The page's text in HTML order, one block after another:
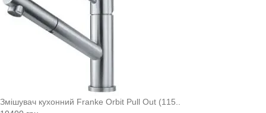
Змішувач кухонний Franke Orbit Pull Out (115..